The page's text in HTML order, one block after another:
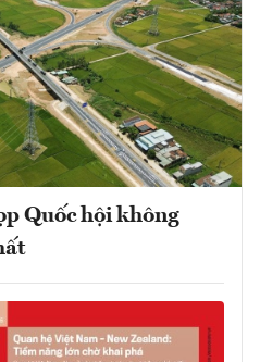
Quốc hội không